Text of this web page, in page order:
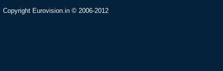
Copyright Eurovision.in © 2006-2012